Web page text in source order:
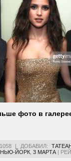
фото в
1058 | ДОБАВИЛ:
НЬЮ-ЙОРК 3 МАРТА |